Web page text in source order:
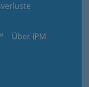
Über IPM